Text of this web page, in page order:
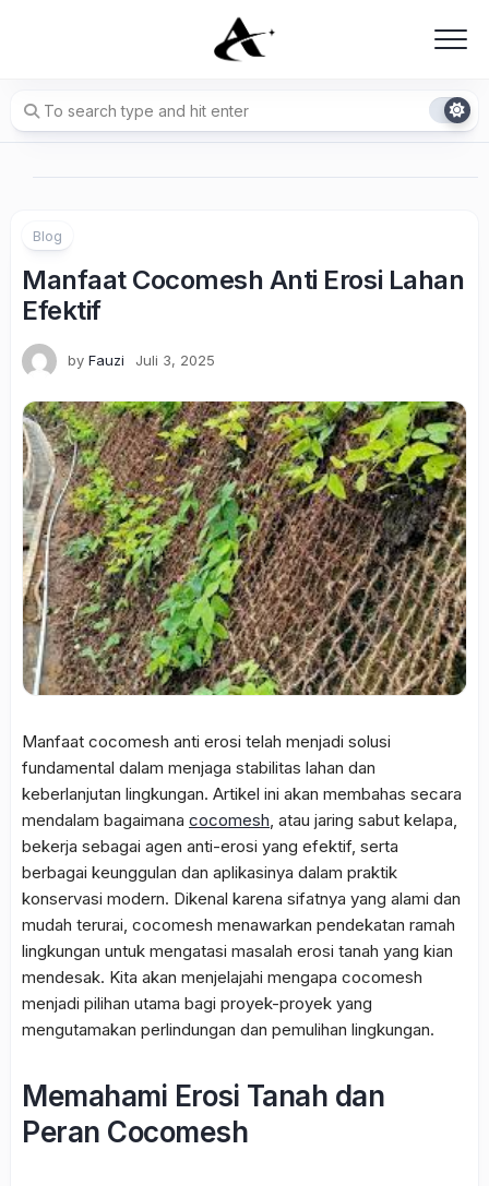
Blog
Manfaat Cocomesh Anti Erosi Lahan
Efektif
by Fauzi Juli 3, 2025
Manfaat cocomesh anti erosi telah menjadi solusi
fundamental dalam menjaga stabilitas lahan dan
keberlanjutan lingkungan. Artikel ini akan membahas secara
mendalam bagaimana cocomesh, atau jaring sabut kelapa,
bekerja sebagai agen anti-erosi yang efektif, serta
berbagai keunggulan dan aplikasinya dalam praktik
konservasi modern. Dikenal karena sifatnya yang alami dan
mudah terurai, cocomesh menawarkan pendekatan ramah
lingkungan untuk mengatasi masalah erosi tanah yang kian
mendesak. Kita akan menjelajahi mengapa cocomesh
menjadi pilihan utama bagi proyek-proyek yang
mengutamakan perlindungan dan pemulihan lingkungan.
Memahami Erosi Tanah dan
Peran Cocomesh